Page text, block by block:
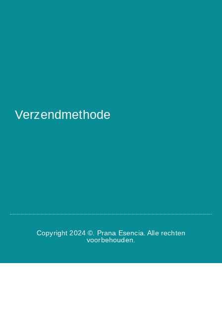
Verzendmethode
Copyright 2024 ©. Prana Esencia. Alle rechten
voorbehouden.